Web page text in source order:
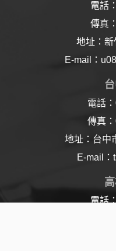
電話
傳真
地址：新
E-mail：
電話
傳真
地址：台中
E-mail：
電話